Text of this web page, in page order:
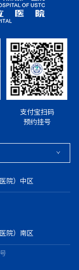
支付宝扫码
预约挂号
院）中区
院）南区